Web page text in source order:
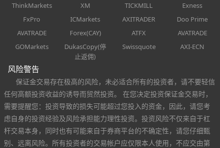
ThinkMarkets XM TICKMILL
Exness
FxPro
ICMarkets AXITRADER
Doo Prime
AVATRADE
Forex(CAY) ATFX
AVATRADE
GOMarkets
DukasCopy(停
止返佣)
Swissquote AXI-ECN
风险警告
保证金交易存在极高的风险，未必适合所有的投资者，请不要轻信
任何高额投资收益的诱导而贸然投资。 在您决定投资保证金交易时，
需要提醒您：投资导致的损失可能超过您投入的资金，因此，请您考
虑自身的投资经验及风险承担能力理性投资。投资风险不仅来自于杠
杆交易本身，同时也有可能来自于券商平台的不确定性，请您仔细甄
别、远离风险。所有投资者的交易帐户应仅限本人使用，不应交由第